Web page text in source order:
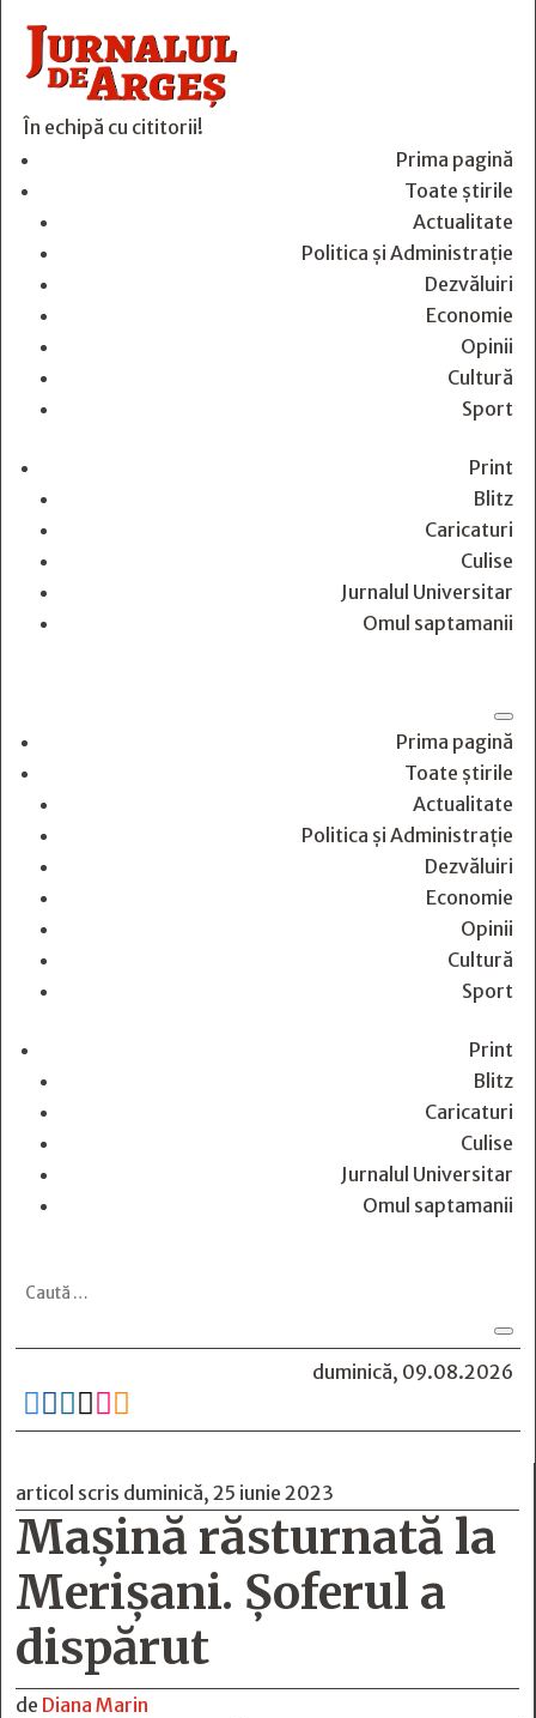
În echipă cu cititorii!
Prima pagină
Toate știrile
Actualitate
Politica și Administrație
Dezvăluiri
Economie
Opinii
Cultură
Sport
Print
Blitz
Caricaturi
Culise
Jurnalul Universitar
Omul saptamanii
Prima pagină
Toate știrile
Actualitate
Politica și Administrație
Dezvăluiri
Economie
Opinii
Cultură
Sport
Print
Blitz
Caricaturi
Culise
Jurnalul Universitar
Omul saptamanii
duminică, 09.08.2026
     
articol scris duminică, 25 iunie 2023
Mașină răsturnată la
Merișani. Șoferul a
dispărut
de Diana Marin